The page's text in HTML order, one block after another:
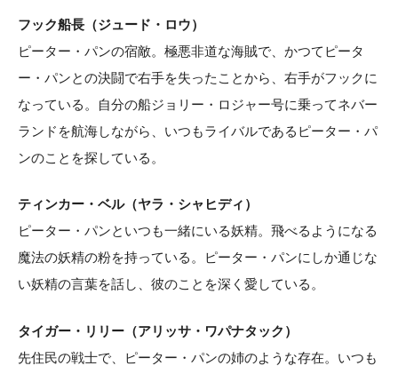
フック船長（ジュード・ロウ）
ピーター・パンの宿敵。極悪非道な海賊で、かつてピータ
ー・パンとの決闘で右手を失ったことから、右手がフックに
なっている。自分の船ジョリー・ロジャー号に乗ってネバー
ランドを航海しながら、いつもライバルであるピーター・パ
ンのことを探している。
ティンカー・ベル（ヤラ・シャヒディ）
ピーター・パンといつも一緒にいる妖精。飛べるようになる
魔法の妖精の粉を持っている。ピーター・パンにしか通じな
い妖精の言葉を話し、彼のことを深く愛している。
タイガー・リリー（アリッサ・ワパナタック）
先住民の戦士で、ピーター・パンの姉のような存在。いつも